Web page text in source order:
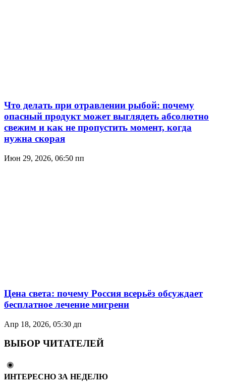
Что делать при отравлении рыбой: почему
опасный продукт может выглядеть абсолютно
свежим и как не пропустить момент, когда
нужна скорая
Июн 29, 2026, 06:50 пп
Цена света: почему Россия всерьёз обсуждает
бесплатное лечение мигрени
Апр 18, 2026, 05:30 дп
ВЫБОР ЧИТАТЕЛЕЙ
ИНТЕРЕСНО ЗА НЕДЕЛЮ